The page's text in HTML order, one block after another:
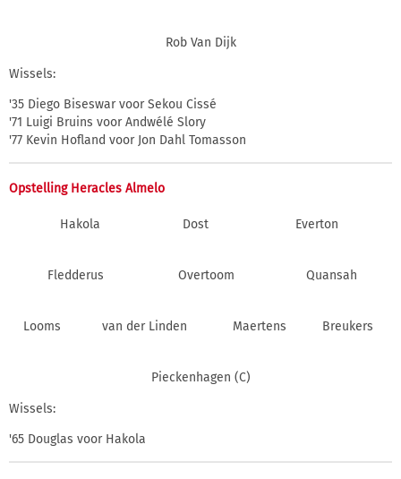
Rob Van Dijk
Wissels:
'35 Diego Biseswar voor Sekou Cissé
'71 Luigi Bruins voor Andwélé Slory
'77 Kevin Hofland voor Jon Dahl Tomasson
Opstelling Heracles Almelo
Hakola Dost Everton
Fledderus Overtoom Quansah
Looms van der Linden Maertens Breukers
Pieckenhagen (C)
Wissels:
'65 Douglas voor Hakola